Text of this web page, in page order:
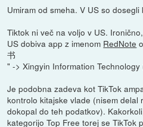
Umiram od smeha. V US so
Tiktok ni več na voljo v US.
US dobiva app z imenom RedNote
书
" -> Xingyin Information
Je podobna zadeva kot TikTok
kontrolo kitajske vlade (nisem delal
dokopal do teh podatkov).
kategorijo Top Free torej se TikTok